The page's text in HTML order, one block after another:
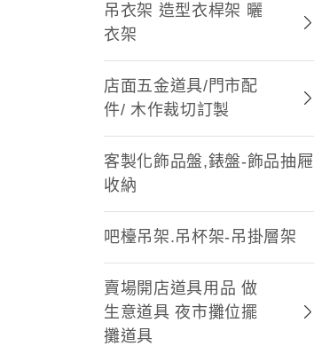
吊衣架 造型衣桿架 曬
衣架
店面五金道具/門市配
件/ 木作裁切訂製
客製化飾品盤,錶盤-飾品抽屜
收納
吧檯吊架.吊杯架-吊掛層架
賣場開店道具用品 做
生意道具 夜市攤位擺
攤道具